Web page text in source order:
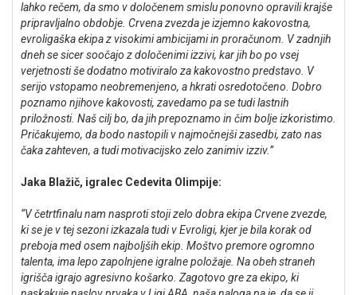
lahko rečem, da smo v določenem smislu ponovno opravili krajše
pripravljalno obdobje. Crvena zvezda je izjemno kakovostna,
evroligaška ekipa z visokimi ambicijami in proračunom. V zadnjih
dneh se sicer soočajo z določenimi izzivi, kar jih bo po vsej
verjetnosti še dodatno motiviralo za kakovostno predstavo. V
serijo vstopamo neobremenjeno, a hkrati osredotočeno. Dobro
poznamo njihove kakovosti, zavedamo pa se tudi lastnih
priložnosti. Naš cilj bo, da jih prepoznamo in čim bolje izkoristimo.
Pričakujemo, da bodo nastopili v najmočnejši zasedbi, zato nas
čaka zahteven, a tudi motivacijsko zelo zanimiv izziv.”
Jaka Blažič, igralec Cedevita Olimpije:
“V četrtfinalu nam nasproti stoji zelo dobra ekipa Crvene zvezde,
ki se je v tej sezoni izkazala tudi v Evroligi, kjer je bila korak od
preboja med osem najboljših ekip. Moštvo premore ogromno
talenta, ima lepo zapolnjene igralne položaje. Na obeh straneh
igrišča igrajo agresivno košarko. Zagotovo gre za ekipo, ki